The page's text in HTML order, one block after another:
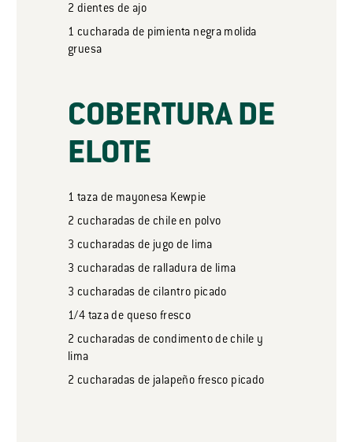
2 dientes de ajo
1 cucharada de pimienta negra molida
gruesa
COBERTURA DE
ELOTE
1 taza de mayonesa Kewpie
2 cucharadas de chile en polvo
3 cucharadas de jugo de lima
3 cucharadas de ralladura de lima
3 cucharadas de cilantro picado
1/4 tazade queso fresco
2 cucharadas de condimento de chile y
lima
2 cucharadas de jalapeño fresco picado